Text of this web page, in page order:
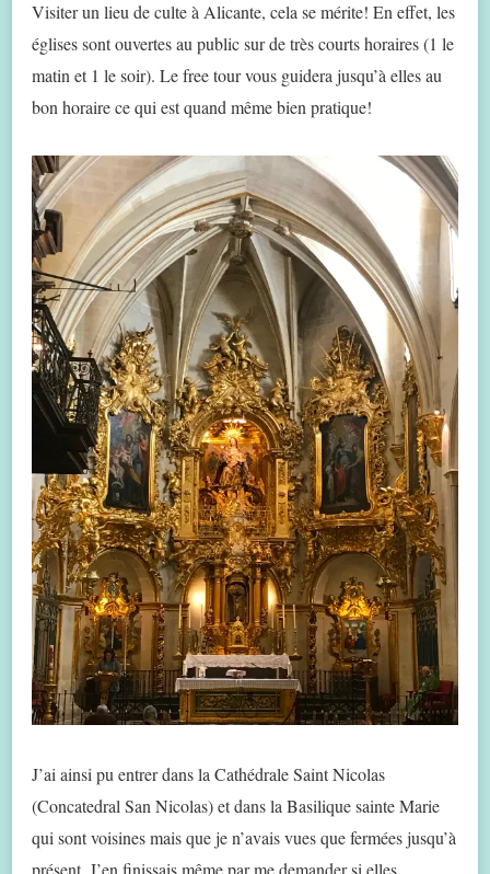
Visiter un lieu de culte à Alicante, cela se mérite! En effet, les
églises sont ouvertes au public sur de très courts horaires (1 le
matin et 1 le soir). Le free tour vous guidera jusqu’à elles au
bon horaire ce qui est quand même bien pratique!
J’ai ainsi pu entrer dans la Cathédrale Saint Nicolas
(Concatedral San Nicolas) et dans la Basilique sainte Marie
qui sont voisines mais que je n’avais vues que fermées jusqu’à
présent. J’en finissais même par me demander si elles